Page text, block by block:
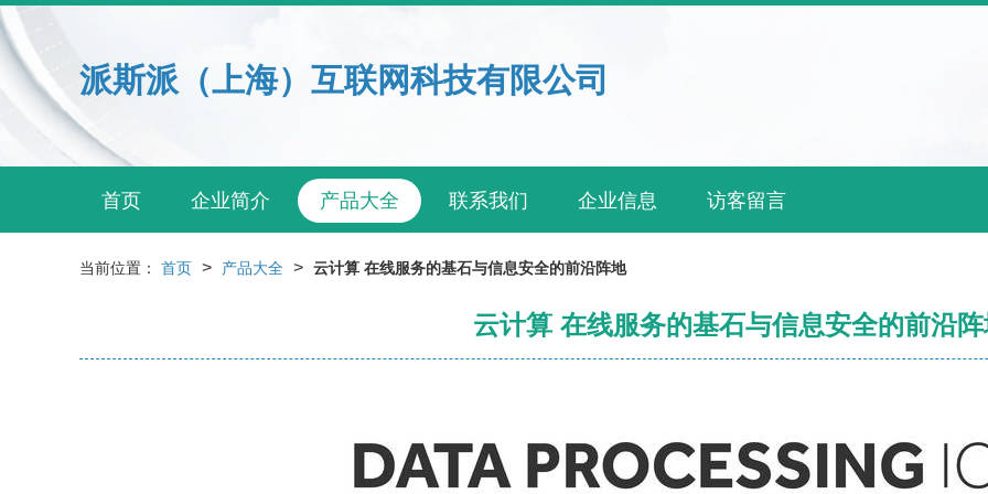
派斯派（上海）互联网科技有限公司
首页 企业简介 产品大全 联系我们 企业信息 访客留言
当前位置： 首页 > 产品大全 > 云计算 在线服务的基石与信息安全的前沿阵地
云计算 在线服务的基石与信息安全的前沿